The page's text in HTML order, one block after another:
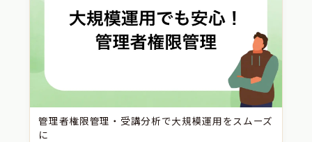
管理者権限管理・受講分析で大規模運用をスムーズ
に